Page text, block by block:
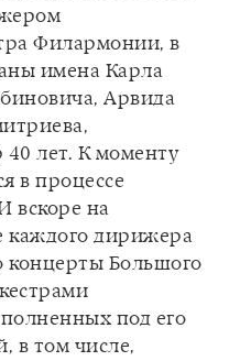
Филармонии, в
имена Карла
Арвида
40 лет. К моменту
в процессе
вскоре на
каждого дирижера
концерты Большого
под его
в том числе,